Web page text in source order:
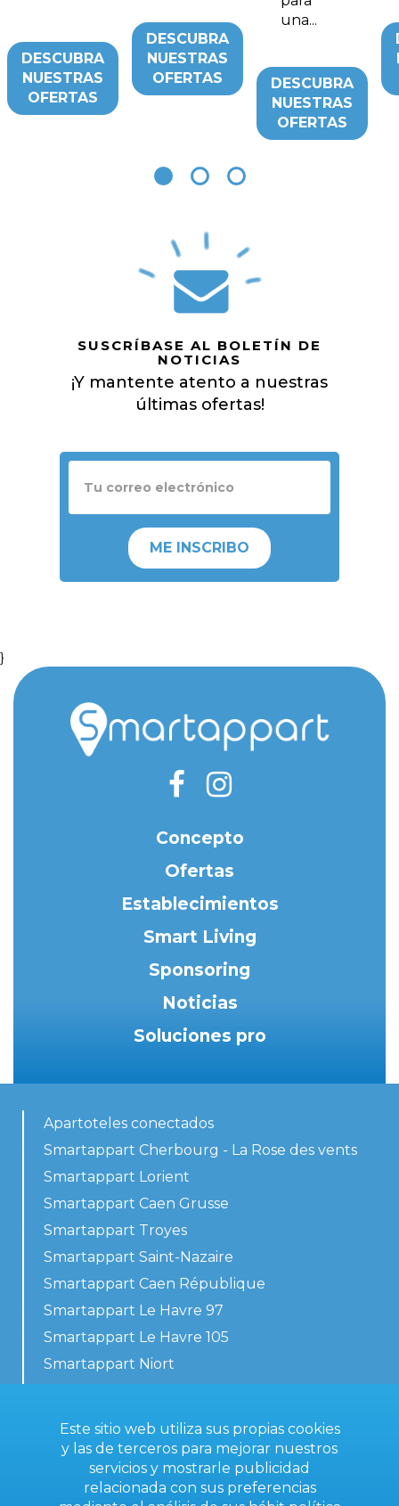
DESCUBRA
NUESTRAS
OFERTAS
DESCUBRA
NUESTRAS
OFERTAS
una...
DESCUBRA
NUESTRAS
OFERTAS
SUSCRÍBASE AL BOLETÍN DE
NOTICIAS
¡Y mantente atento a nuestras
últimas ofertas!
ME INSCRIBO
}
Concepto
Ofertas
Establecimientos
Smart Living
Sponsoring
Noticias
Soluciones pro
Apartoteles conectados
Smartappart Cherbourg - La Rose des vents
Smartappart Lorient
Smartappart Caen Grusse
Smartappart Troyes
Smartappart Saint-Nazaire
Smartappart Caen République
Smartappart Le Havre 97
Smartappart Le Havre 105
Smartappart Niort
Contacta con nosotros
Este sitio web utiliza sus propias cookies
y las de terceros para mejorar nuestros
servicios y mostrarle publicidad
relacionada con sus preferencias